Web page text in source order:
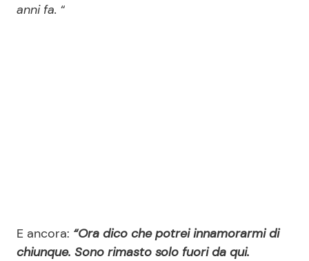
anni fa. “
E ancora: “Ora dico che potrei innamorarmi di
chiunque. Sono rimasto solo fuori da qui.